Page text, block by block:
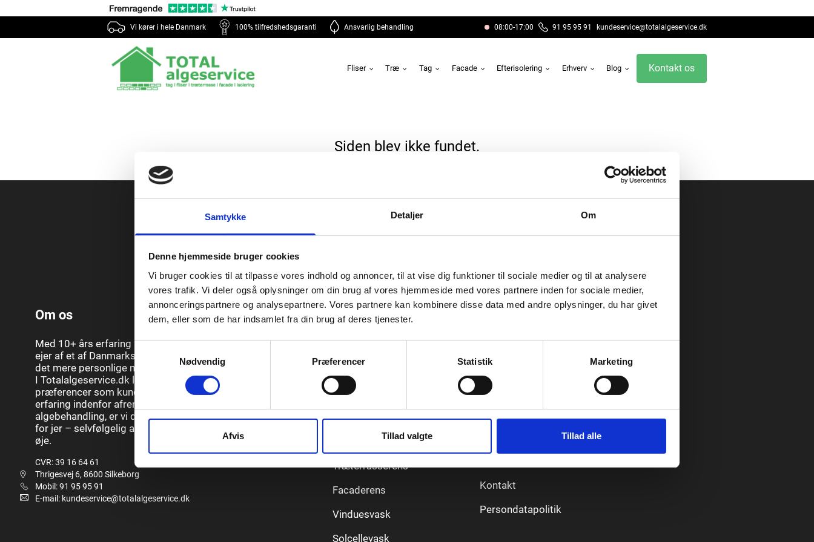
Samtykke Detaljer Om
Denne hjemmeside bruger cookies
Vi bruger cookies til at tilpasse vores indhold og annoncer, til at vise dig funktioner til sociale medier og til at analysere
vores trafik. Vi deler også oplysninger om din brug af vores hjemmeside med vores partnere inden for sociale medier,
annonceringspartnere og analysepartnere. Vores partnere kan kombinere disse data med andre oplysninger, du har givet
dem, eller som de har indsamlet fra din brug af deres tjenester.
Nødvendig
Præferencer Statistik Marketing
Afvis Tillad valgte Tillad alle
Vi kører i hele Danmark 100% tilfredshedsgaranti Ansvarlig behandling 08:00-17:00 91 95 95 91 kundeservice@totalalgeservice.dk
Fliser Træ Tag Facade Efterisolering Erhverv Blog Kontakt os
Siden blev ikke fundet.
Har du spørgsmål?
Om os
Med 10+ års erfaring i branchen samt grundlægger og
ejer af et af Danmarks største algevirksomheder, kalder
det mere personlige med fokus på den gode service.
I Totalalgeservice.dk lægger vi derfor stor vægt på jeres
præferencer som kunde, og med vores mangeårige
erfaring indenfor afrensning, imprægnering og
algebehandling, er vi de helt rette til at udføre arbejdet
for jer – selvfølgelig altid med jeres fulde tilfredshed for
øje.
CVR: 39 16 64 61
Thrigesvej 6, 8600 Silkeborg
Mobil: 91 95 95 91
E-mail: kundeservice@totalalgeservice.dk
Tagrenderens
Fliserens
Serviceaftale generelt
Træterrasserens
Facaderens
Vinduesvask
Solcellevask
Serviceaftale med
garanti
Handelsbetingelser
Kontakt
Persondatapolitik